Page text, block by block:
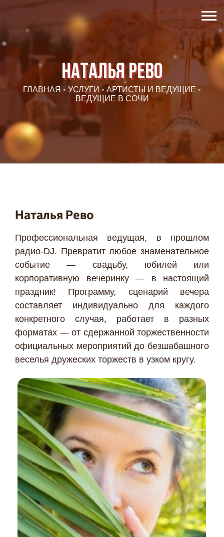
Наталья Рево
ГЛАВНАЯ • УСЛУГИ • АРТИСТЫ И ВЕДУЩИЕ •
ВЕДУЩИЕ В СОЧИ
Наталья Рево
Профессиональная ведущая, в прошлом
радио-DJ. Превратит любое знаменательное
событие — свадьбу, юбилей или
корпоративную вечеринку — в настоящий
праздник! Программу, сценарий вечера
составляет индивидуально для каждого
конкретного случая, работает в разных
форматах — от сдержанной торжественности
официальных мероприятий до безшабашного
веселья дружеских торжеств в узком кругу.